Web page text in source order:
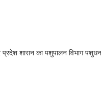
शासन का पशुपालन विभाग